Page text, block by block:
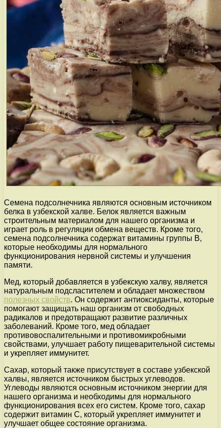
Семена подсолнечника являются основным источником
белка в узбекской халве. Белок является важным
строительным материалом для нашего организма и
играет роль в регуляции обмена веществ. Кроме того,
семена подсолнечника содержат витамины группы В,
которые необходимы для нормального
функционирования нервной системы и улучшения
памяти.
Мед, который добавляется в узбекскую халву, является
натуральным подсластителем и обладает множеством
полезных свойств. Он содержит антиоксиданты, которые
помогают защищать наш организм от свободных
радикалов и предотвращают развитие различных
заболеваний. Кроме того, мед обладает
противовоспалительными и противомикробными
свойствами, улучшает работу пищеварительной системы
и укрепляет иммунитет.
Сахар, который также присутствует в составе узбекской
халвы, является источником быстрых углеводов.
Углеводы являются основным источником энергии для
нашего организма и необходимы для нормального
функционирования всех его систем. Кроме того, сахар
содержит витамин С, который укрепляет иммунитет и
улучшает общее состояние организма.